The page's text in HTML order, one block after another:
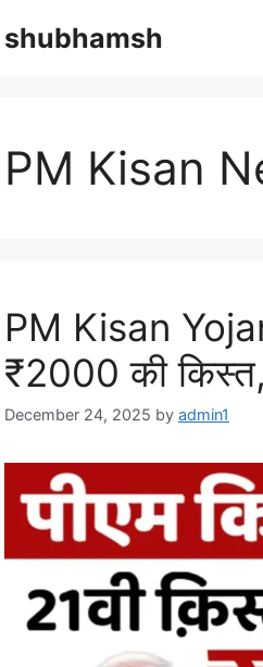
shubhamsh
PM Kisan
PM Kisan
₹2000 की किस्त,
December 24, 2025 by admin1